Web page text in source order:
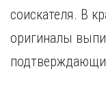
соискателя. В
оригиналы